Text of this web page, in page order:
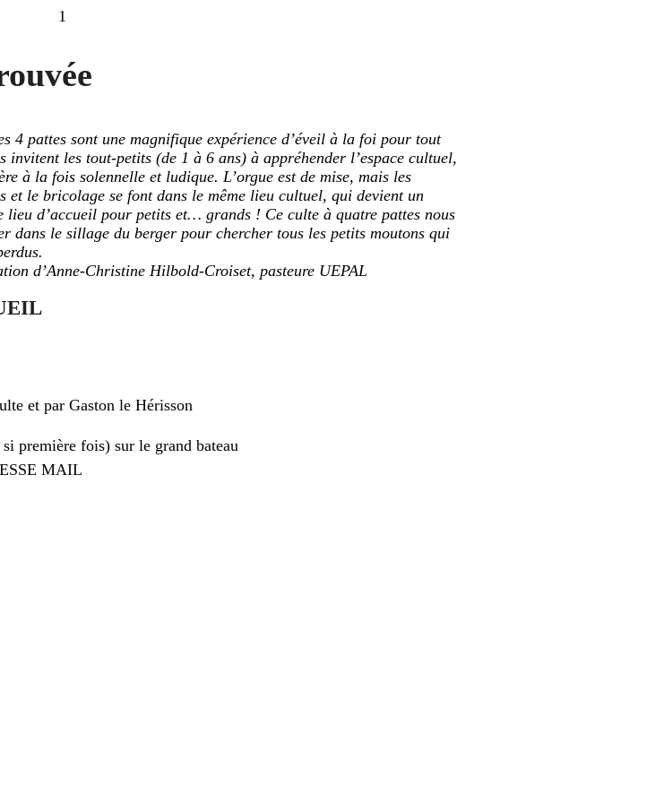
1
4 pattes sont une magnifique expérience d’éveil à la foi pour tout
invitent les tout-petits (de 1 à 6 ans) à appréhender l’espace cultuel,
à la fois solennelle et ludique. L’orgue est de mise, mais les
et le bricolage se font dans le même lieu cultuel, qui devient un
lieu d’accueil pour petits et… grands ! Ce culte à quatre pattes nous
dans le sillage du berger pour chercher tous les petits moutons qui
d’Anne-Christine Hilbold-Croiset, pasteure UEPAL
et par Gaston le Hérisson
première fois) sur le grand bateau
MAIL